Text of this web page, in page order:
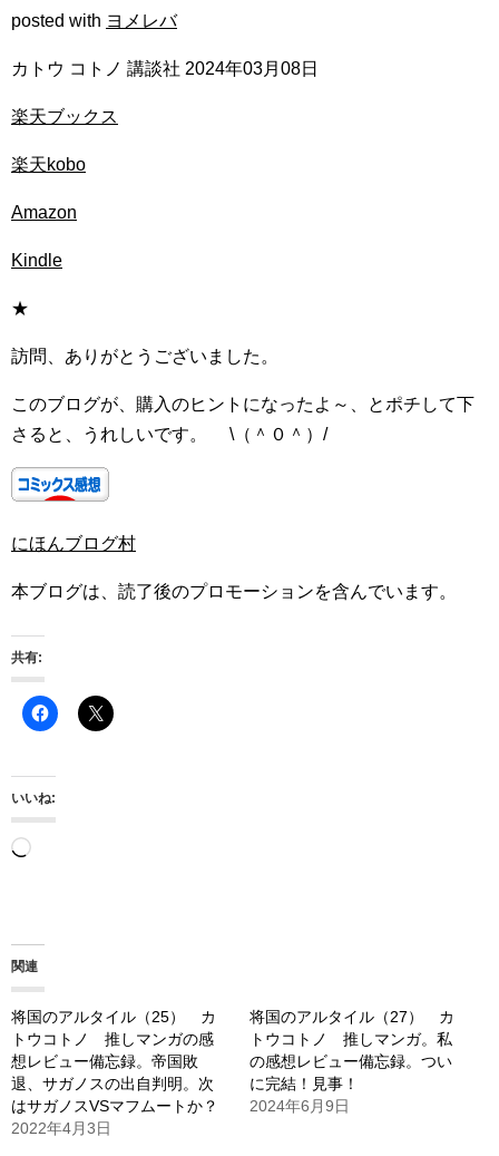
posted with ヨメレバ
カトウ コトノ 講談社 2024年03月08日
楽天ブックス
楽天kobo
Amazon
Kindle
★
訪問、ありがとうございました。
このブログが、購入のヒントになったよ～、とポチして下
さると、うれしいです。 \（＾０＾）/
にほんブログ村
本ブログは、読了後のプロモーションを含んでいます。
共有:
いいね:
読
み
中…
関連
将国のアルタイル（25） カ
トウコトノ 推しマンガの感
想レビュー備忘録。帝国敗
退、サガノスの出自判明。次
はサガノスVSマフムートか？
2022年4月3日
将国のアルタイル（27） カ
トウコトノ 推しマンガ。私
の感想レビュー備忘録。つい
に完結！見事！
2024年6月9日